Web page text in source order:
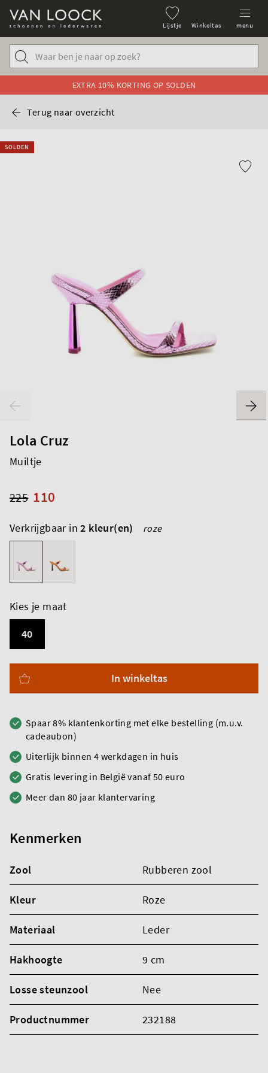
Lijstje Winkeltas menu
EXTRA 10% KORTING OP SOLDEN
Terug naar overzicht
SOLDEN
Lola Cruz
Muiltje
110
225
Verkrijgbaar in2 kleur(en) roze
Kies je maat
40
In winkeltas
Spaar 8% klantenkorting met elke bestelling (m.u.v.
cadeaubon)
Uiterlijk binnen 4 werkdagen in huis
Gratis levering in België vanaf 50 euro
Meer dan 80 jaar klantervaring
Kenmerken
Zool Rubberen zool
Kleur Roze
Materiaal Leder
Hakhoogte 9 cm
Losse steunzool Nee
Productnummer 232188